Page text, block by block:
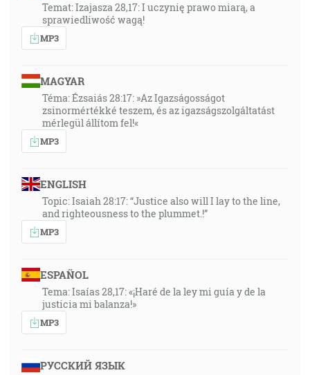
Temat: Izajasza 28,17: I uczynię prawo miarą, a
sprawiedliwość wagą!
MP3
MAGYAR
Téma: Ézsaiás 28:17: »Az Igazságosságot
zsinormértékké teszem, és az igazságszolgáltatást
mérlegül állítom fel!«
MP3
ENGLISH
Topic: Isaiah 28:17: “Justice also will I lay to the line,
and righteousness to the plummet.!”
MP3
ESPAÑOL
Tema: Isaías 28,17: «¡Haré de la ley mi guía y de la
justicia mi balanza!»
MP3
РУССКИЙ ЯЗЫК